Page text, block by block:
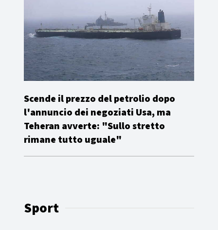
Scende il prezzo del petrolio dopo
l'annuncio dei negoziati Usa, ma
Teheran avverte: "Sullo stretto
rimane tutto uguale"
Sport